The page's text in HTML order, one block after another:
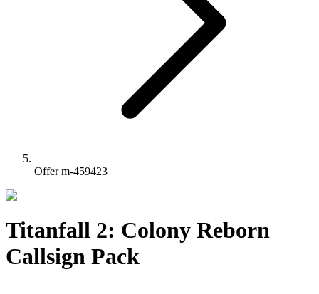
Offer m-459423
Titanfall 2: Colony Reborn
Callsign Pack